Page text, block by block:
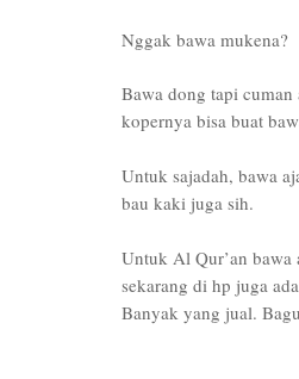
Nggak bawa mukena?
Bawa dong tapi
kopernya bisa buat
Untuk sajadah, bawa
bau kaki juga sih.
Untuk Al Qur’an bawa
sekarang di hp juga
Banyak yang jual.